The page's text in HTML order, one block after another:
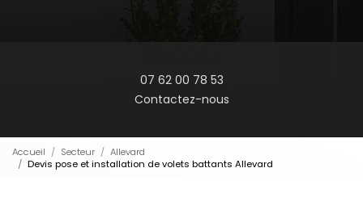
07 62 00 78 53
Contactez-nous
Accueil Secteur
Allevard
Devis pose et installation de volets battants Allevard